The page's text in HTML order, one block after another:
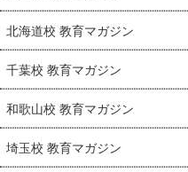
北海道校 教育マガジン
千葉校 教育マガジン
和歌山校 教育マガジン
埼玉校 教育マガジン